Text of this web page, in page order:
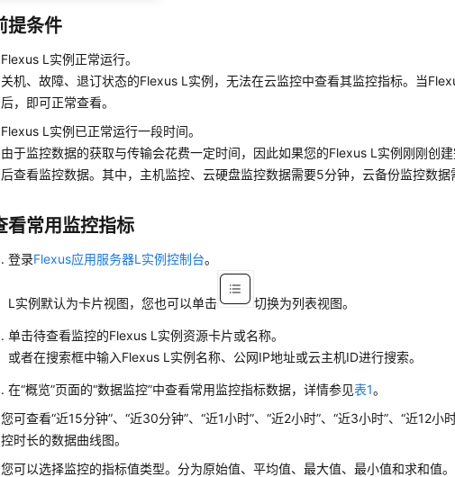
提条件
Flexus L实例正常运行。
关机、故障、退订状态的Flexus L实例，无法在云监控中查看其监控指标。当
后，即可正常查看。
Flexus L实例已正常运行一段时间。
由于监控数据的获取与传输会花费一定时间，因此如果您的Flexus L实例刚刚创
后查看监控数据。其中，主机监控、云硬盘监控数据需要5分钟，云备份监控数据
看常用监控指标
登录Flexus应用服务器L实例控制台。
L实例默认为卡片视图，您也可以单击 切换为列表视图。
单击待查看监控的Flexus L实例资源卡片或名称。
或者在搜索框中输入Flexus L实例名称、公网IP地址或云主机ID进行搜索。
在“概览”页面的“数据监控”中查看常用监控指标数据，详情参见表1。
您可查看“近15分钟”、“近30分钟”、“近1小时”、“近2小时”、“近3小时”、“近12小
控时长的数据曲线图。
您可以选择监控的指标值类型。分为原始值、平均值、最大值、最小值和求和值。